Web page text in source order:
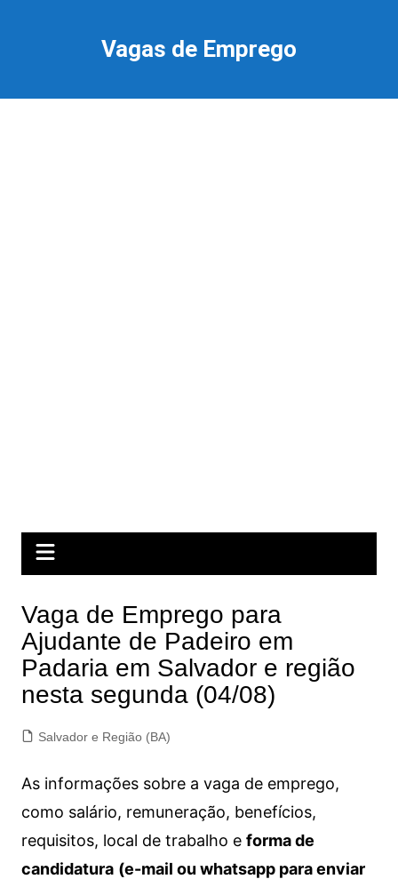
Vagas de Emprego
Vaga de Emprego para
Ajudante de Padeiro em
Padaria em Salvador e região
nesta segunda (04/08)
Salvador e Região (BA)
As informações sobre a vaga de emprego,
como salário, remuneração, benefícios,
requisitos, local de trabalho e forma de
candidatura (e-mail ou whatsapp para enviar